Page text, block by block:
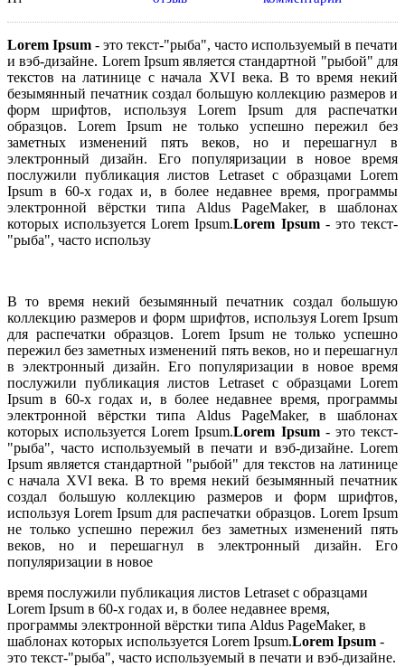
Lorem Ipsum - это текст-"рыба", часто используемый в печати
и вэб-дизайне. Lorem Ipsum является стандартной "рыбой" для
текстов на латинице с начала XVI века. В то время некий
безымянный печатник создал большую коллекцию размеров и
форм шрифтов, используя Lorem Ipsum для распечатки
образцов. Lorem Ipsum не только успешно пережил без
заметных изменений пять веков, но и перешагнул в
электронный дизайн. Его популяризации в новое время
послужили публикация листов Letraset с образцами Lorem
Ipsum в 60-х годах и, в более недавнее время, программы
электронной вёрстки типа Aldus PageMaker, в шаблонах
которых используется Lorem Ipsum.Lorem Ipsum- это текст-
"рыба", часто использу
В то время некий безымянный печатник создал большую
коллекцию размеров и форм шрифтов, используя Lorem Ipsum
для распечатки образцов. Lorem Ipsum не только успешно
пережил без заметных изменений пять веков, но и перешагнул
в электронный дизайн. Его популяризации в новое время
послужили публикация листов Letraset с образцами Lorem
Ipsum в 60-х годах и, в более недавнее время, программы
электронной вёрстки типа Aldus PageMaker, в шаблонах
которых используется Lorem Ipsum.Lorem Ipsum- это текст-
"рыба", часто используемый в печати и вэб-дизайне. Lorem
Ipsum является стандартной "рыбой" для текстов на латинице
с начала XVI века. В то время некий безымянный печатник
создал большую коллекцию размеров и форм шрифтов,
используя Lorem Ipsum для распечатки образцов. Lorem Ipsum
не только успешно пережил без заметных изменений пять
веков, но и перешагнул в электронный дизайн. Его
популяризации в новое
время послужили публикация листов Letraset с образцами
Lorem Ipsum в 60-х годах и, в более недавнее время,
программы электронной вёрстки типа Aldus PageMaker, в
шаблонах которых используется Lorem Ipsum.Lorem Ipsum -
это текст-"рыба", часто используемый в печати и вэб-дизайне.